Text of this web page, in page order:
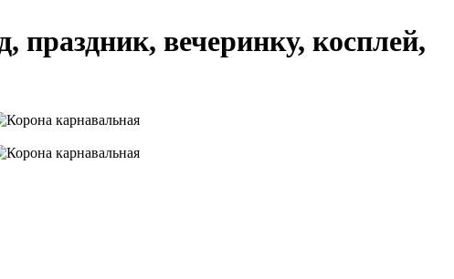
вечеринку, косплей,